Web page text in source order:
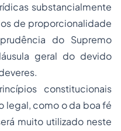
substancialmente
de proporcionalidade
do Supremo
geral do devido
constitucionais
legal, como o da boa fé
muito utilizado neste